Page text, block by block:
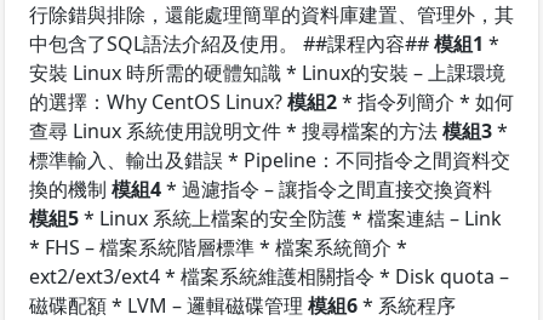
行除錯與排除，還能處理簡單的資料庫建置、管理外，其
中包含了SQL語法介紹及使用。 ##課程內容##模組1 *
安裝 Linux 時所需的硬體知識 * Linux的安裝 – 上課環境
的選擇：Why CentOS Linux?模組2* 指令列簡介 * 如何
查尋 Linux 系統使用說明文件 * 搜尋檔案的方法模組3*
標準輸入、輸出及錯誤 * Pipeline：不同指令之間資料交
換的機制 模組4* 過濾指令 – 讓指令之間直接交換資料
模組5* Linux 系統上檔案的安全防護 * 檔案連結 – Link
* FHS – 檔案系統階層標準 * 檔案系統簡介 *
ext2/ext3/ext4 * 檔案系統維護相關指令 * Disk quota –
磁碟配額 * LVM – 邏輯磁碟管理 模組6* 系統程序